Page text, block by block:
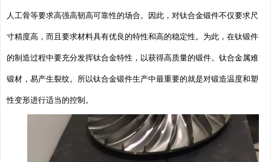
人工骨等要求高强高韧高可靠性的场合。因此，对钛合金锻件不仅要求尺
寸精度高，而且要求材料具有优良的特性和高的稳定性。为此，在钛锻件
的制造过程中要充分发挥钛合金特性，以获得高质量的锻件。钛合金属难
锻材，易产生裂纹。所以钛合金锻件生产中最重要的就是对锻造温度和塑
性变形进行适当的控制。